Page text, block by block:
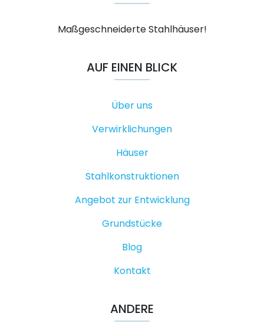
Maßgeschneiderte Stahlhäuser!
AUF EINEN BLICK
Über uns
Verwirklichungen
Häuser
Stahlkonstruktionen
Angebot zur Entwicklung
Grundstücke
Blog
Kontakt
ANDERE